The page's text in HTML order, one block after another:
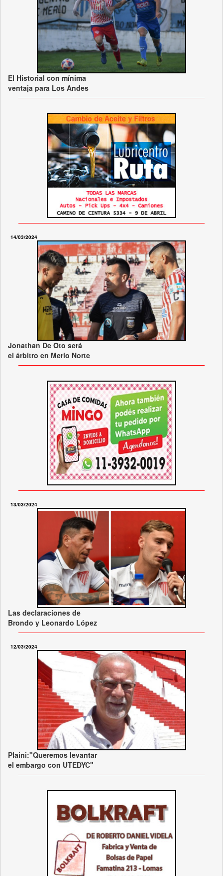
El Historial con mínima
ventaja para Los Andes
14/03/2024
Jonathan De Oto será
el árbitro en Merlo Norte
13/03/2024
Las declaraciones de
Brondo y Leonardo López
12/03/2024
Plaini:"Queremos levantar
el embargo con UTEDYC"